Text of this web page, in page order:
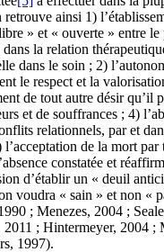
ainsi 1)
» et « ouverte » entre le
dans la relation
dans le soin ; 2)
le respect et la
de tout autre désir qu’il
et de souffrances ; 4)
relationnels, par et
de la mort par
constatée et
d’établir un « deuil
voudra « sain » et non «
; Menezes, 2004 ;
; Hintermeyer, 2004 ;
1997).